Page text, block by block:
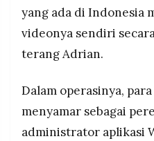
yang ada di Indonesia
videonya sendiri
terang Adrian.
Dalam operasinya,
menyamar sebagai
administrator aplikasi